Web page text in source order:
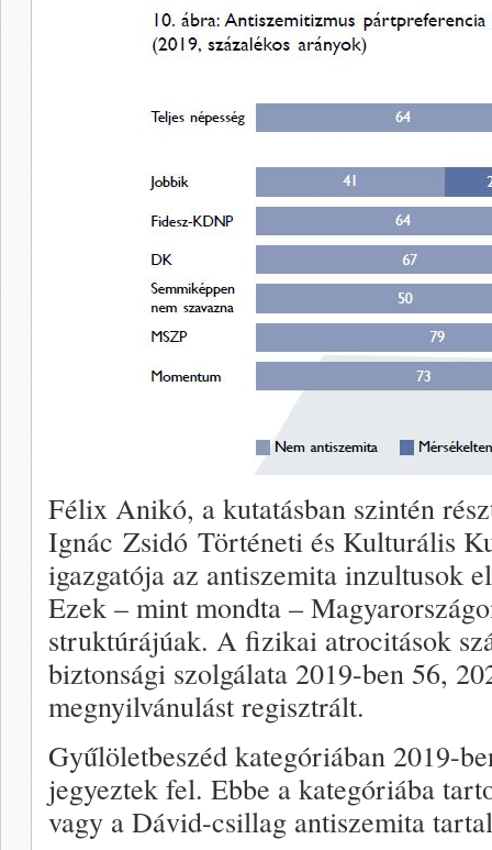
Félix Anikó, a kutatásban szintén
Ignác Zsidó Történeti és Kulturális
igazgatója az antiszemita inzultusok
Ezek – mint mondta –
struktúrájúak. A fizikai atrocitások
biztonsági szolgálata 2019-ben 56,
megnyilvánulást regisztrált.
Gyűlöletbeszéd kategóriában 2019-
jegyeztek fel. Ebbe a kategóriába
vagy a Dávid-csillag antiszemita